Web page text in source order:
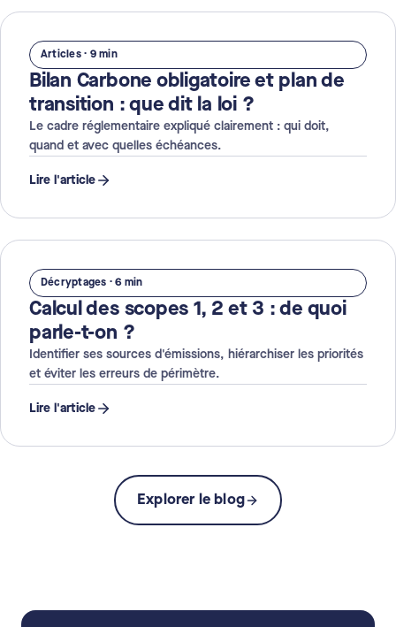
Articles · 9 min
Bilan Carbone obligatoire et plan de
transition : que dit la loi ?
Le cadre réglementaire expliqué clairement : qui doit,
quand et avec quelles échéances.
Lire l'article
Décryptages · 6 min
Calcul des scopes 1, 2 et 3 : de quoi
parle-t-on ?
Identifier ses sources d'émissions, hiérarchiser les priorités
et éviter les erreurs de périmètre.
Lire l'article
Explorer le blog